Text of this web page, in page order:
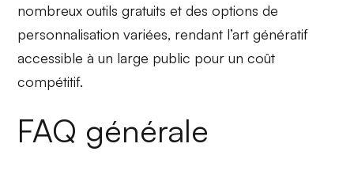
nombreuxoutils gratuits et des options de
personnalisation variées, rendant l’art génératif
accessible à un large public pour un coût
compétitif.
FAQ générale